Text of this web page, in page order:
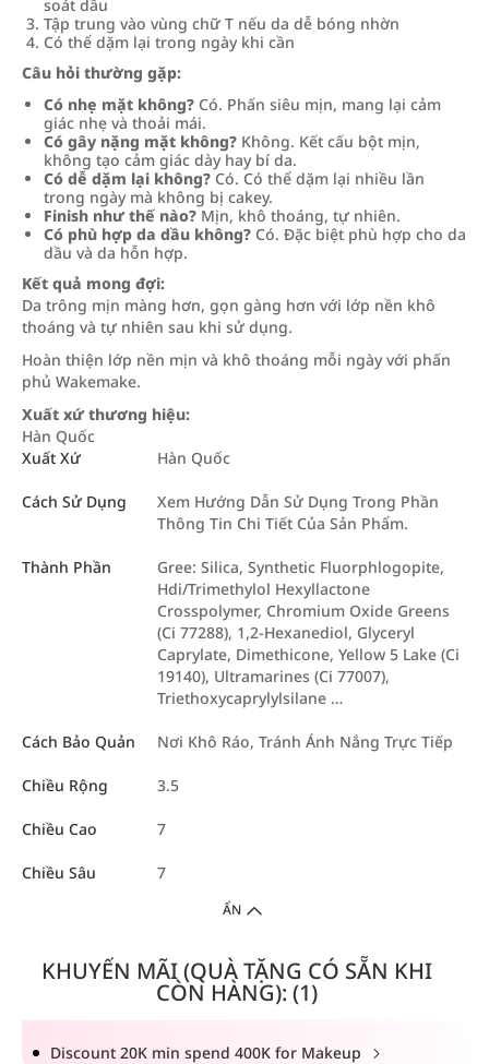
soát dầu
Tập trung vào vùng chữ T nếu da dễ bóng nhờn
Có thể dặm lại trong ngày khi cần
Câu hỏi thường gặp:
Có nhẹ mặt không? Có. Phấn siêu mịn, mang lại cảm
giác nhẹ và thoải mái.
Có gây nặng mặt không? Không. Kết cấu bột mịn,
không tạo cảm giác dày hay bí da.
Có dễ dặm lại không? Có. Có thể dặm lại nhiều lần
trong ngày mà không bị cakey.
Finish như thế nào? Mịn, khô thoáng, tự nhiên.
Có phù hợp da dầu không? Có. Đặc biệt phù hợp cho da
dầu và da hỗn hợp.
Kết quả mong đợi:
Da trông mịn màng hơn, gọn gàng hơn với lớp nền khô
thoáng và tự nhiên sau khi sử dụng.
Hoàn thiện lớp nền mịn và khô thoáng mỗi ngày với phấn
phủ Wakemake.
Xuất xứ thương hiệu:
Hàn Quốc
Xuất Xứ
Hàn Quốc
Cách Sử Dụng
Xem Hướng Dẫn Sử Dụng Trong Phần
Thông Tin Chi Tiết Của Sản Phẩm.
Thành Phần
Gree: Silica, Synthetic Fluorphlogopite,
Hdi/Trimethylol Hexyllactone
Crosspolymer, Chromium Oxide Greens
(Ci 77288), 1,2-Hexanediol, Glyceryl
Caprylate, Dimethicone, Yellow 5 Lake (Ci
19140), Ultramarines (Ci 77007),
Triethoxycaprylylsilane …
Cách Bảo Quản Nơi Khô Ráo, Tránh Ánh Nắng Trực Tiếp
Chiều Rộng 3.5
Chiều Cao 7
Chiều Sâu 7
ẨN
KHUYẾN MÃI (QUÀ TẶNG CÓ SẴN KHI
CÒN HÀNG): (1)
Discount 20K min spend 400K for Makeup